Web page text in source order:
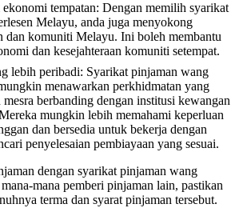
ekonomi tempatan: Dengan memilih syarikat
Melayu, anda juga menyokong
dan komuniti Melayu. Ini boleh membantu
dan kesejahteraan komuniti setempat.
lebih peribadi: Syarikat pinjaman wang
menawarkan perkhidmatan yang
berbanding dengan institusi kewangan
mungkin lebih memahami keperluan
dan bersedia untuk bekerja dengan
penyelesaian pembiayaan yang sesuai.
dengan syarikat pinjaman wang
mana pemberi pinjaman lain, pastikan
terma dan syarat pinjaman tersebut.